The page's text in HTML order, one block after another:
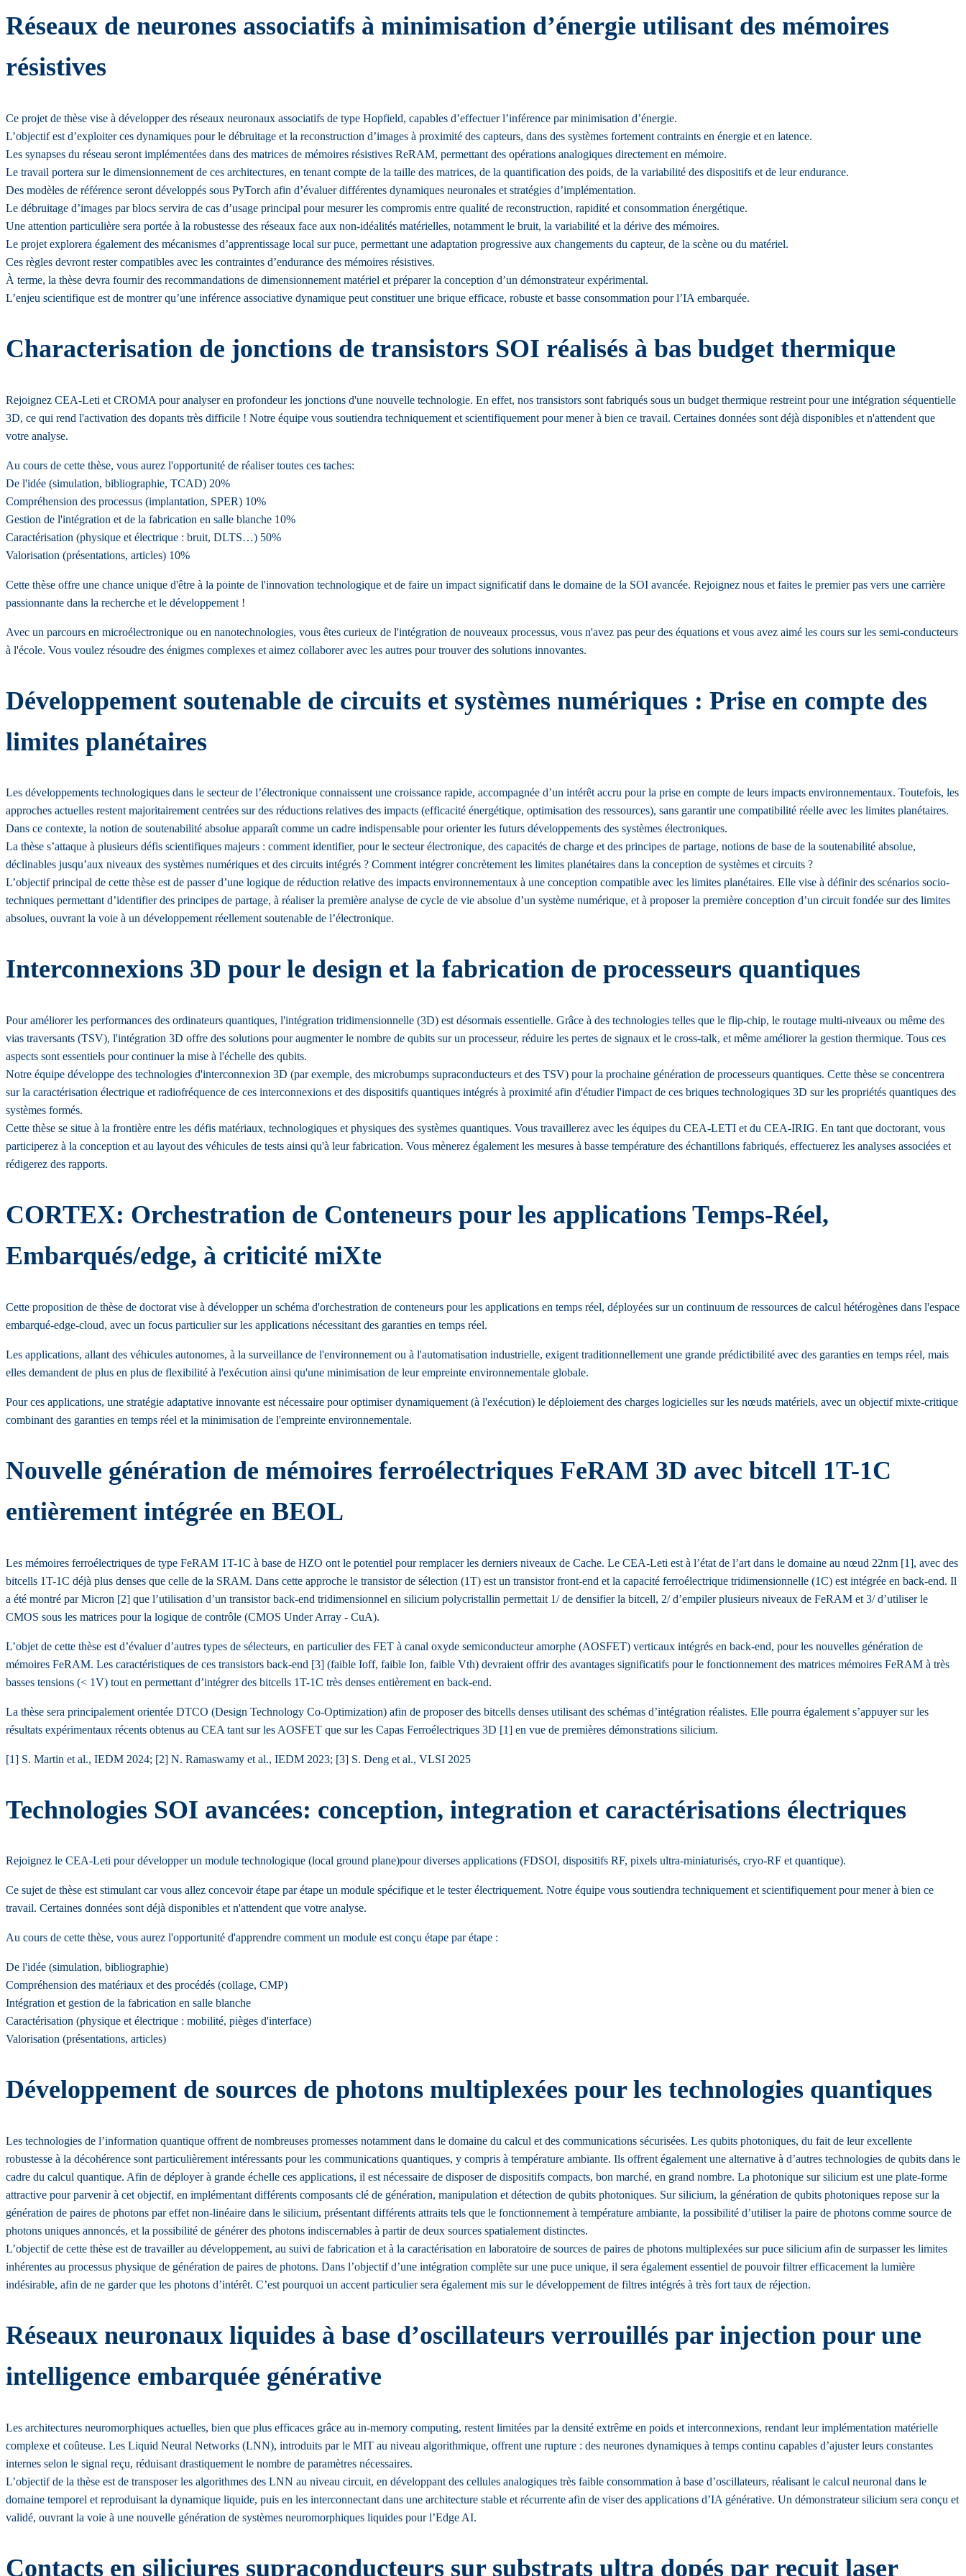
Réseaux de neurones associatifs à minimisation d’énergie utilisant des mémoires
résistives
Ce projet de thèse vise à développer des réseaux neuronaux associatifs de type Hopfield, capables d’effectuer l’inférence par minimisation d’énergie.
L’objectif est d’exploiter ces dynamiques pour le débruitage et la reconstruction d’images à proximité des capteurs, dans des systèmes fortement contraints en énergie et en latence.
Les synapses du réseau seront implémentées dans des matrices de mémoires résistives ReRAM, permettant des opérations analogiques directement en mémoire.
Le travail portera sur le dimensionnement de ces architectures, en tenant compte de la taille des matrices, de la quantification des poids, de la variabilité des dispositifs et de leur endurance.
Des modèles de référence seront développés sous PyTorch afin d’évaluer différentes dynamiques neuronales et stratégies d’implémentation.
Le débruitage d’images par blocs servira de cas d’usage principal pour mesurer les compromis entre qualité de reconstruction, rapidité et consommation énergétique.
Une attention particulière sera portée à la robustesse des réseaux face aux non-idéalités matérielles, notamment le bruit, la variabilité et la dérive des mémoires.
Le projet explorera également des mécanismes d’apprentissage local sur puce, permettant une adaptation progressive aux changements du capteur, de la scène ou du matériel.
Ces règles devront rester compatibles avec les contraintes d’endurance des mémoires résistives.
À terme, la thèse devra fournir des recommandations de dimensionnement matériel et préparer la conception d’un démonstrateur expérimental.
L’enjeu scientifique est de montrer qu’une inférence associative dynamique peut constituer une brique efficace, robuste et basse consommation pour l’IA embarquée.
Characterisation de jonctions de transistors SOI réalisés à bas budget thermique
Rejoignez CEA-Leti et CROMA pour analyser en profondeur les jonctions d'une nouvelle technologie. En effet, nos transistors sont fabriqués sous un budget thermique restreint pour une intégration séquentielle
3D, ce qui rend l'activation des dopants très difficile ! Notre équipe vous soutiendra techniquement et scientifiquement pour mener à bien ce travail. Certaines données sont déjà disponibles et n'attendent que
votre analyse.
Au cours de cette thèse, vous aurez l'opportunité de réaliser toutes ces taches:
De l'idée (simulation, bibliographie, TCAD) 20%
Compréhension des processus (implantation, SPER) 10%
Gestion de l'intégration et de la fabrication en salle blanche 10%
Caractérisation (physique et électrique : bruit, DLTS…) 50%
Valorisation (présentations, articles) 10%
Cette thèse offre une chance unique d'être à la pointe de l'innovation technologique et de faire un impact significatif dans le domaine de la SOI avancée. Rejoignez nous et faites le premier pas vers une carrière
passionnante dans la recherche et le développement !
Avec un parcours en microélectronique ou en nanotechnologies, vous êtes curieux de l'intégration de nouveaux processus, vous n'avez pas peur des équations et vous avez aimé les cours sur les semi-conducteurs
à l'école. Vous voulez résoudre des énigmes complexes et aimez collaborer avec les autres pour trouver des solutions innovantes.
Développement soutenable de circuits et systèmes numériques : Prise en compte des
limites planétaires
Les développements technologiques dans le secteur de l’électronique connaissent une croissance rapide, accompagnée d’un intérêt accru pour la prise en compte de leurs impacts environnementaux. Toutefois, les
approches actuelles restent majoritairement centrées sur des réductions relatives des impacts (efficacité énergétique, optimisation des ressources), sans garantir une compatibilité réelle avec les limites planétaires.
Dans ce contexte, la notion de soutenabilité absolue apparaît comme un cadre indispensable pour orienter les futurs développements des systèmes électroniques.
La thèse s’attaque à plusieurs défis scientifiques majeurs : comment identifier, pour le secteur électronique, des capacités de charge et des principes de partage, notions de base de la soutenabilité absolue,
déclinables jusqu’aux niveaux des systèmes numériques et des circuits intégrés ? Comment intégrer concrètement les limites planétaires dans la conception de systèmes et circuits ?
L’objectif principal de cette thèse est de passer d’une logique de réduction relative des impacts environnementaux à une conception compatible avec les limites planétaires. Elle vise à définir des scénarios socio-
techniques permettant d’identifier des principes de partage, à réaliser la première analyse de cycle de vie absolue d’un système numérique, et à proposer la première conception d’un circuit fondée sur des limites
absolues, ouvrant la voie à un développement réellement soutenable de l’électronique.
Interconnexions 3D pour le design et la fabrication de processeurs quantiques
Pour améliorer les performances des ordinateurs quantiques, l'intégration tridimensionnelle (3D) est désormais essentielle. Grâce à des technologies telles que le flip-chip, le routage multi-niveaux ou même des
vias traversants (TSV), l'intégration 3D offre des solutions pour augmenter le nombre de qubits sur un processeur, réduire les pertes de signaux et le cross-talk, et même améliorer la gestion thermique. Tous ces
aspects sont essentiels pour continuer la mise à l'échelle des qubits.
Notre équipe développe des technologies d'interconnexion 3D (par exemple, des microbumps supraconducteurs et des TSV) pour la prochaine génération de processeurs quantiques. Cette thèse se concentrera
sur la caractérisation électrique et radiofréquence de ces interconnexions et des dispositifs quantiques intégrés à proximité afin d'étudier l'impact de ces briques technologiques 3D sur les propriétés quantiques des
systèmes formés.
Cette thèse se situe à la frontière entre les défis matériaux, technologiques et physiques des systèmes quantiques. Vous travaillerez avec les équipes du CEA-LETI et du CEA-IRIG. En tant que doctorant, vous
participerez à la conception et au layout des véhicules de tests ainsi qu'à leur fabrication. Vous mènerez également les mesures à basse température des échantillons fabriqués, effectuerez les analyses associées et
rédigerez des rapports.
CORTEX: Orchestration de Conteneurs pour les applications Temps-Réel,
Embarqués/edge, à criticité miXte
Cette proposition de thèse de doctorat vise à développer un schéma d'orchestration de conteneurs pour les applications en temps réel, déployées sur un continuum de ressources de calcul hétérogènes dans l'espace
embarqué-edge-cloud, avec un focus particulier sur les applications nécessitant des garanties en temps réel.
Les applications, allant des véhicules autonomes, à la surveillance de l'environnement ou à l'automatisation industrielle, exigent traditionnellement une grande prédictibilité avec des garanties en temps réel, mais
elles demandent de plus en plus de flexibilité à l'exécution ainsi qu'une minimisation de leur empreinte environnementale globale.
Pour ces applications, une stratégie adaptative innovante est nécessaire pour optimiser dynamiquement (à l'exécution) le déploiement des charges logicielles sur les nœuds matériels, avec un objectif mixte-critique
combinant des garanties en temps réel et la minimisation de l'empreinte environnementale.
Nouvelle génération de mémoires ferroélectriques FeRAM 3D avec bitcell 1T-1C
entièrement intégrée en BEOL
Les mémoires ferroélectriques de type FeRAM 1T-1C à base de HZO ont le potentiel pour remplacer les derniers niveaux de Cache. Le CEA-Leti est à l’état de l’art dans le domaine au nœud 22nm [1], avec des
bitcells 1T-1C déjà plus denses que celle de la SRAM. Dans cette approche le transistor de sélection (1T) est un transistor front-end et la capacité ferroélectrique tridimensionnelle (1C) est intégrée en back-end. Il
a été montré par Micron [2] que l’utilisation d’un transistor back-end tridimensionnel en silicium polycristallin permettait 1/ de densifier la bitcell, 2/ d’empiler plusieurs niveaux de FeRAM et 3/ d’utiliser le
CMOS sous les matrices pour la logique de contrôle (CMOS Under Array - CuA).
L’objet de cette thèse est d’évaluer d’autres types de sélecteurs, en particulier des FET à canal oxyde semiconducteur amorphe (AOSFET) verticaux intégrés en back-end, pour les nouvelles génération de
mémoires FeRAM. Les caractéristiques de ces transistors back-end [3] (faible Ioff, faible Ion, faible Vth) devraient offrir des avantages significatifs pour le fonctionnement des matrices mémoires FeRAM à très
basses tensions (< 1V) tout en permettant d’intégrer des bitcells 1T-1C très denses entièrement en back-end.
La thèse sera principalement orientée DTCO (Design Technology Co-Optimization) afin de proposer des bitcells denses utilisant des schémas d’intégration réalistes. Elle pourra également s’appuyer sur les
résultats expérimentaux récents obtenus au CEA tant sur les AOSFET que sur les Capas Ferroélectriques 3D [1] en vue de premières démonstrations silicium.
[1] S. Martin et al., IEDM 2024; [2] N. Ramaswamy et al., IEDM 2023; [3] S. Deng et al., VLSI 2025
Technologies SOI avancées: conception, integration et caractérisations électriques
Rejoignez le CEA-Leti pour développer un module technologique (local ground plane)pour diverses applications (FDSOI, dispositifs RF, pixels ultra-miniaturisés, cryo-RF et quantique).
Ce sujet de thèse est stimulant car vous allez concevoir étape par étape un module spécifique et le tester électriquement. Notre équipe vous soutiendra techniquement et scientifiquement pour mener à bien ce
travail. Certaines données sont déjà disponibles et n'attendent que votre analyse.
Au cours de cette thèse, vous aurez l'opportunité d'apprendre comment un module est conçu étape par étape :
De l'idée (simulation, bibliographie)
Compréhension des matériaux et des procédés (collage, CMP)
Intégration et gestion de la fabrication en salle blanche
Caractérisation (physique et électrique : mobilité, pièges d'interface)
Valorisation (présentations, articles)
Développement de sources de photons multiplexées pour les technologies quantiques
Les technologies de l’information quantique offrent de nombreuses promesses notamment dans le domaine du calcul et des communications sécurisées. Les qubits photoniques, du fait de leur excellente
robustesse à la décohérence sont particulièrement intéressants pour les communications quantiques, y compris à température ambiante. Ils offrent également une alternative à d’autres technologies de qubits dans le
cadre du calcul quantique. Afin de déployer à grande échelle ces applications, il est nécessaire de disposer de dispositifs compacts, bon marché, en grand nombre. La photonique sur silicium est une plate-forme
attractive pour parvenir à cet objectif, en implémentant différents composants clé de génération, manipulation et détection de qubits photoniques. Sur silicium, la génération de qubits photoniques repose sur la
génération de paires de photons par effet non-linéaire dans le silicium, présentant différents attraits tels que le fonctionnement à température ambiante, la possibilité d’utiliser la paire de photons comme source de
photons uniques annoncés, et la possibilité de générer des photons indiscernables à partir de deux sources spatialement distinctes.
L’objectif de cette thèse est de travailler au développement, au suivi de fabrication et à la caractérisation en laboratoire de sources de paires de photons multiplexées sur puce silicium afin de surpasser les limites
inhérentes au processus physique de génération de paires de photons. Dans l’objectif d’une intégration complète sur une puce unique, il sera également essentiel de pouvoir filtrer efficacement la lumière
indésirable, afin de ne garder que les photons d’intérêt. C’est pourquoi un accent particulier sera également mis sur le développement de filtres intégrés à très fort taux de réjection.
Réseaux neuronaux liquides à base d’oscillateurs verrouillés par injection pour une
intelligence embarquée générative
Les architectures neuromorphiques actuelles, bien que plus efficaces grâce au in-memory computing, restent limitées par la densité extrême en poids et interconnexions, rendant leur implémentation matérielle
complexe et coûteuse. Les Liquid Neural Networks (LNN), introduits par le MIT au niveau algorithmique, offrent une rupture : des neurones dynamiques à temps continu capables d’ajuster leurs constantes
internes selon le signal reçu, réduisant drastiquement le nombre de paramètres nécessaires.
L’objectif de la thèse est de transposer les algorithmes des LNN au niveau circuit, en développant des cellules analogiques très faible consommation à base d’oscillateurs, réalisant le calcul neuronal dans le
domaine temporel et reproduisant la dynamique liquide, puis en les interconnectant dans une architecture stable et récurrente afin de viser des applications d’IA générative. Un démonstrateur silicium sera conçu et
validé, ouvrant la voie à une nouvelle génération de systèmes neuromorphiques liquides pour l’Edge AI.
Contacts en siliciures supraconducteurs sur substrats ultra dopés par recuit laser